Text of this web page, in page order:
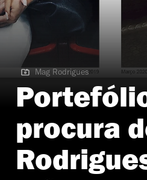
Mag Rodrigues
Mag Rodrigues
procura